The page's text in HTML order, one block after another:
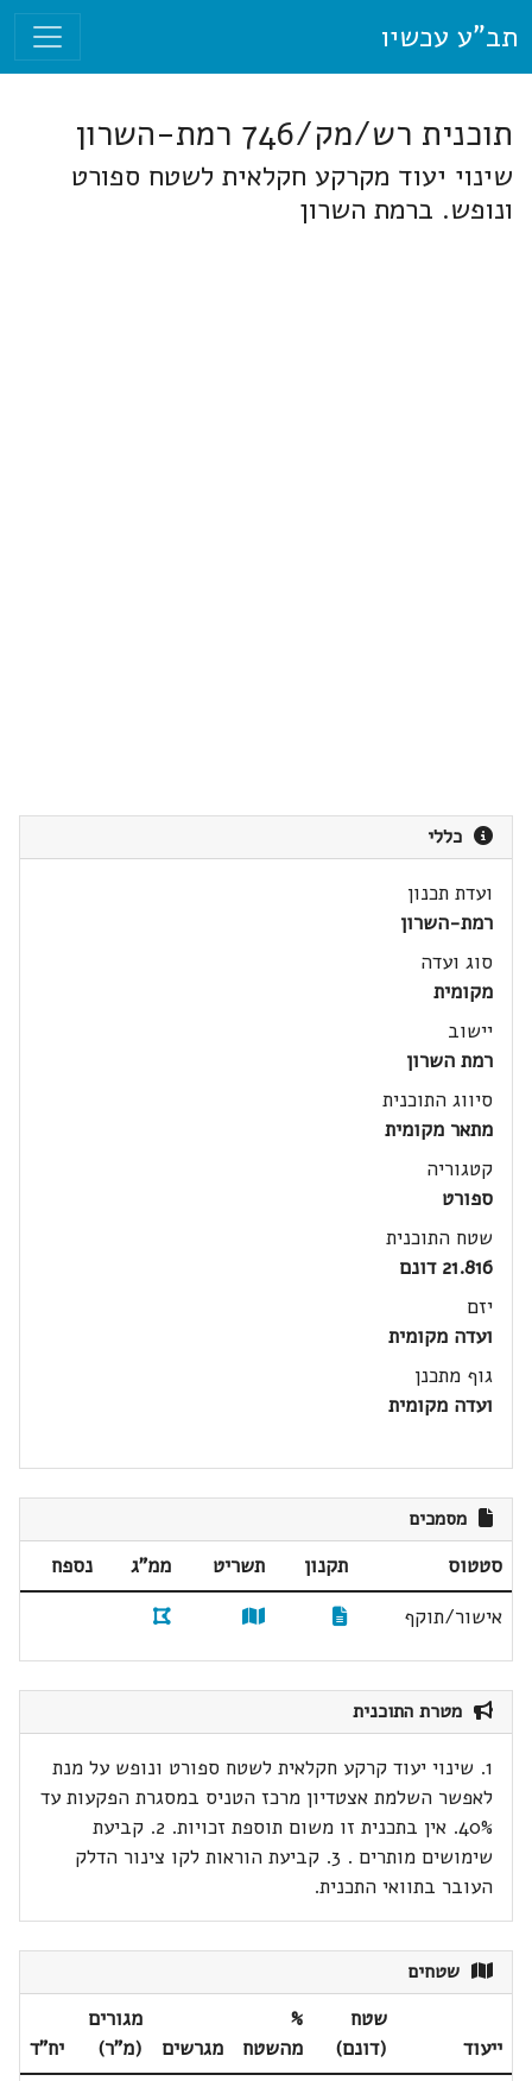
תב"ע עכשיו
תוכנית רש/מק/746 רמת-השרון
שינוי יעוד מקרקע חקלאית לשטח ספורט
ונופש. ברמת השרון
כללי
ועדת תכנון
רמת-השרון
סוג ועדה
מקומית
יישוב
רמת השרון
סיווג התוכנית
מתאר מקומית
קטגוריה
ספורט
שטח התוכנית
21.816 דונם
יזם
ועדה מקומית
גוף מתכנן
ועדה מקומית
מסמכים
סטטוס תקנון תשריט ממ"ג
נספח
אישור/תוקף
מטרת התוכנית
1. שינוי יעוד קרקע חקלאית לשטח ספורט ונופש על מנת
לאפשר השלמת אצטדיון מרכז הטניס במסגרת הפקעות עד
40%. אין בתכנית זו משום תוספת זכויות. 2. קביעת
שימושים מותרים . 3. קביעת הוראות לקו צינור הדלק
העובר בתוואי התכנית.
שטחים
ייעוד
שטח
(דונם)
%
מהשטח
מגרשים
מגורים
(מ"ר)
יח"ד